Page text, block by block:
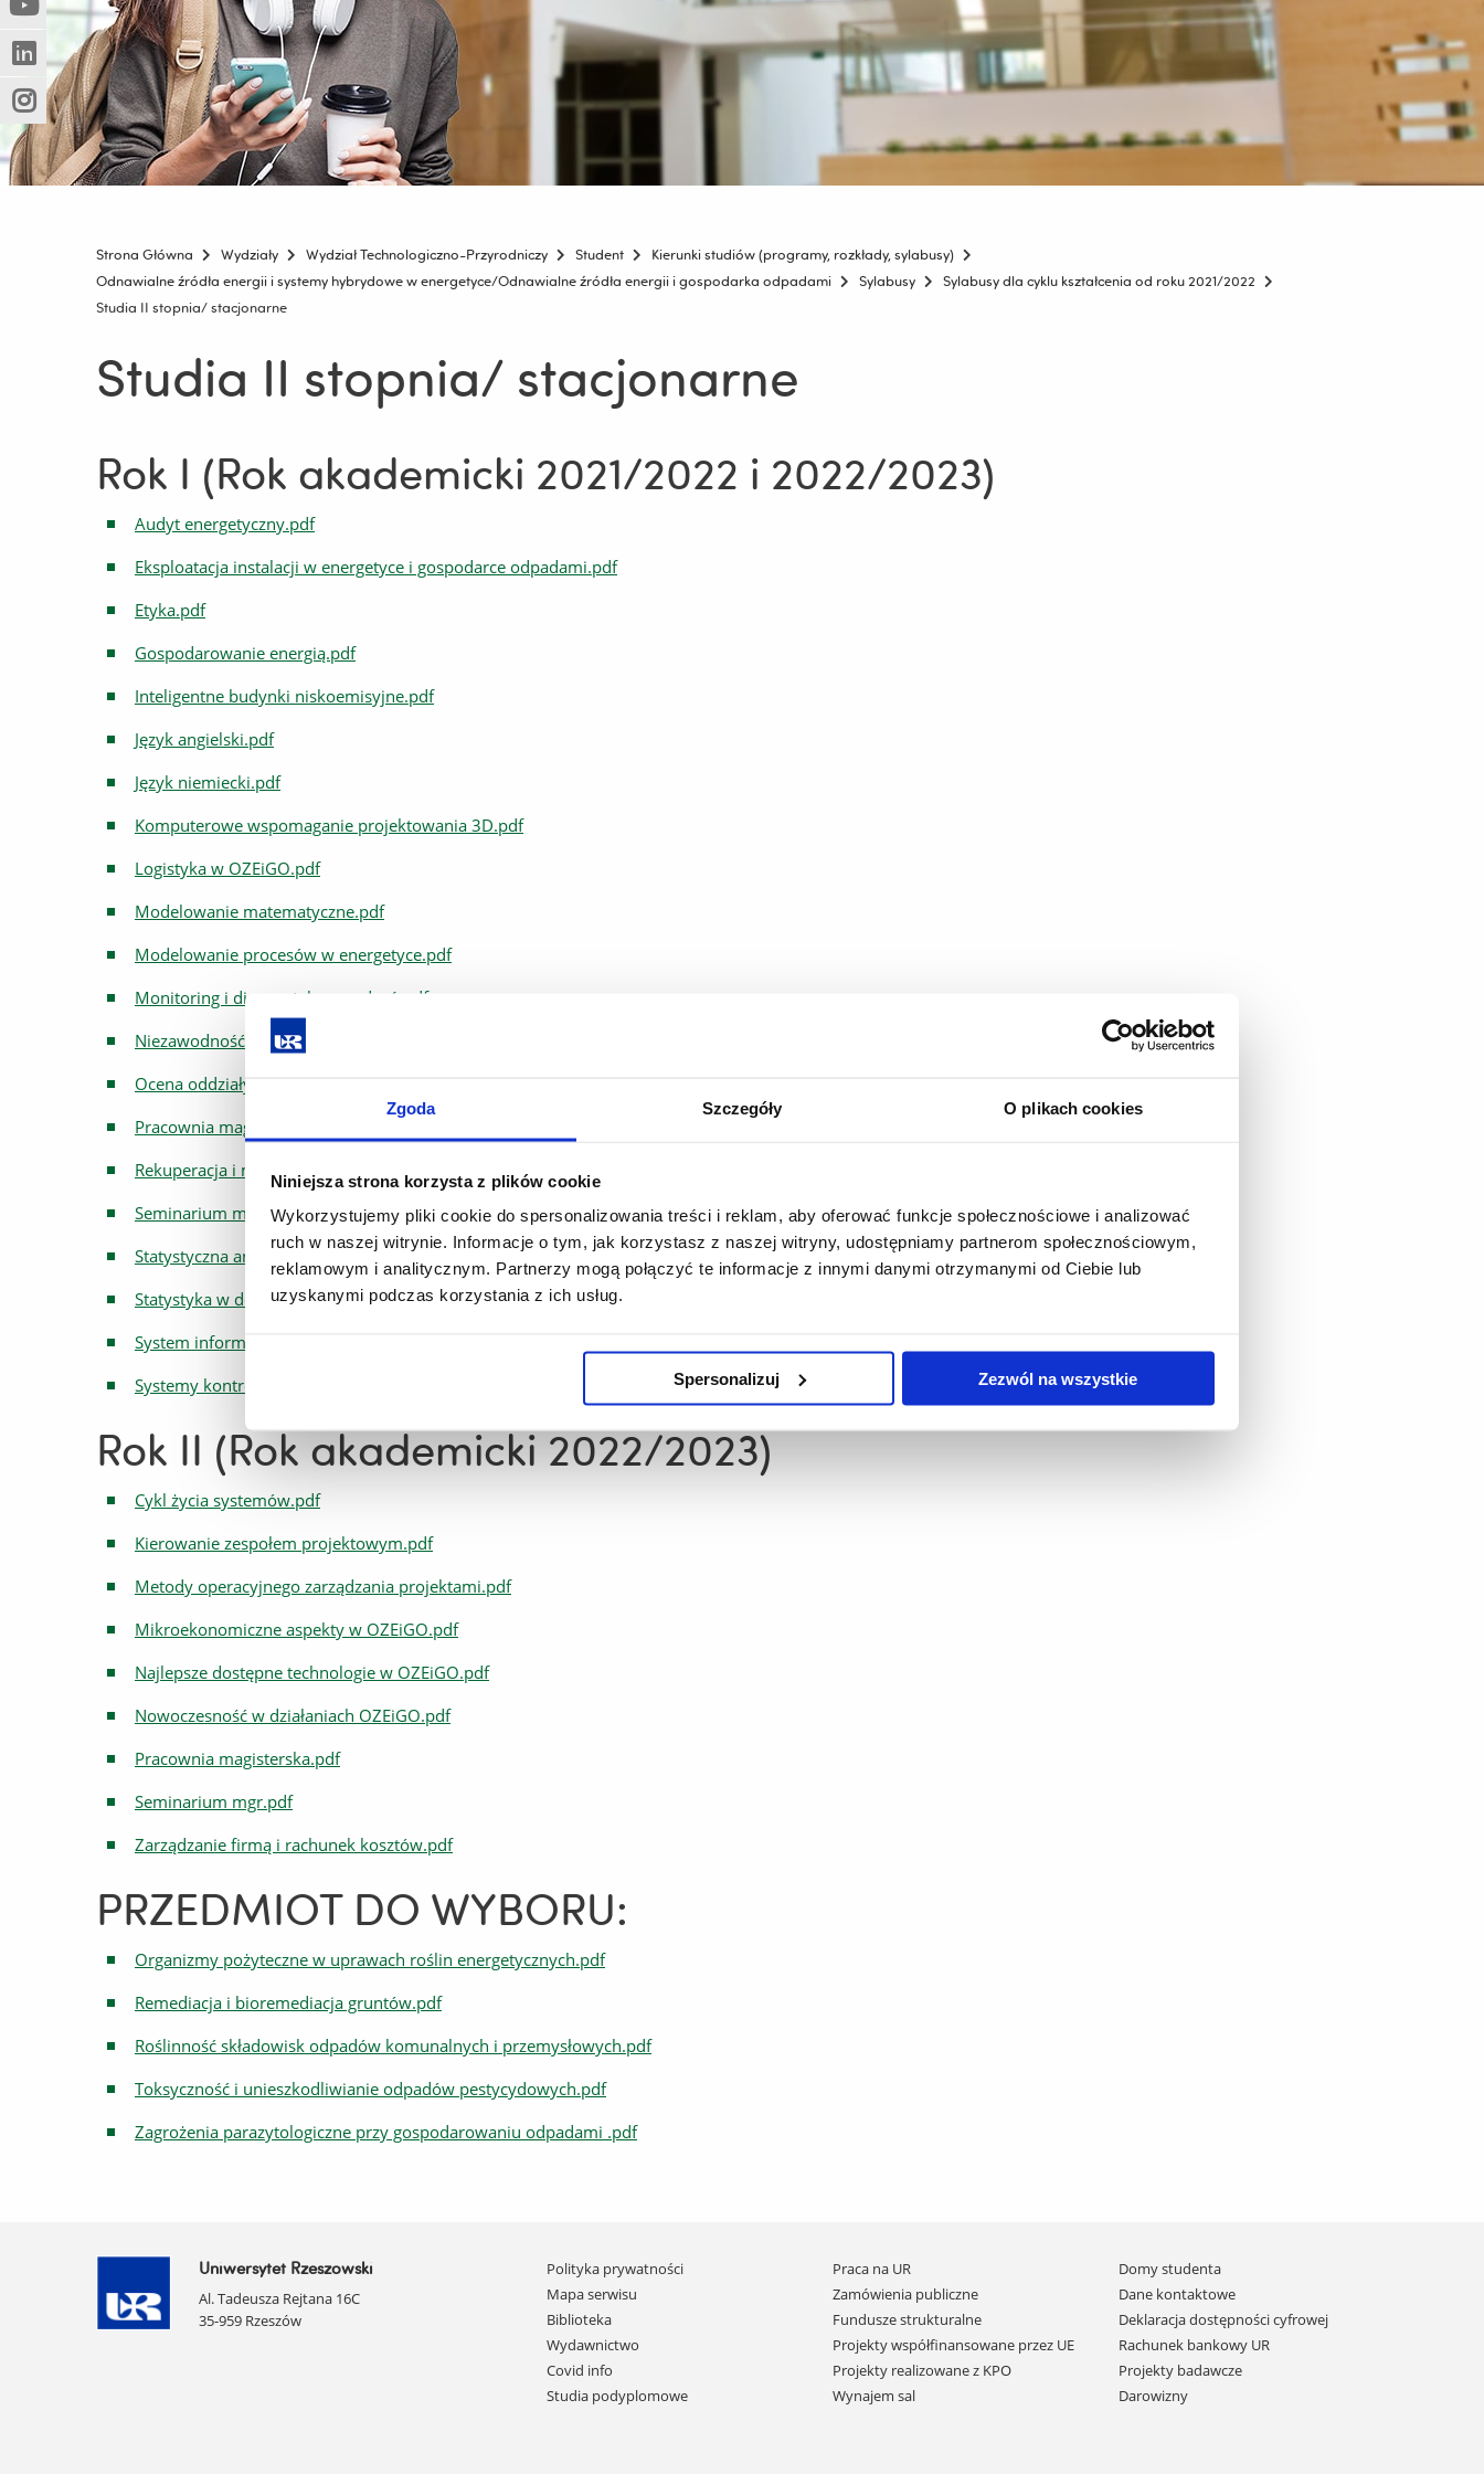
Zgoda Szczegóły O plikach cookies
Niniejsza strona korzysta z plików cookie
Wykorzystujemy pliki cookie do spersonalizowania treści i reklam, aby oferować funkcje społecznościowe i analizować
ruch w naszej witrynie. Informacje o tym, jak korzystasz z naszej witryny, udostępniamy partnerom społecznościowym,
reklamowym i analitycznym. Partnerzy mogą połączyć te informacje z innymi danymi otrzymanymi od Ciebie lub
uzyskanymi podczas korzystania z ich usług.
Spersonalizuj Zezwól na wszystkie
innej
strony)
(Nowe
okno)
(Link
do
innej
strony)
(Nowe
okno)
(Link
do
innej
strony)
(Nowe
okno)
(Link
do
innej
strony)
Strona Główna Wydziały Wydział Technologiczno-Przyrodniczy Student
Kierunki studiów (programy, rozkłady, sylabusy)
Odnawialne źródła energii i systemy hybrydowe w energetyce/Odnawialne źródła energii i gospodarka odpadami
Sylabusy
Sylabusy dla cyklu kształcenia od roku 2021/2022
Studia II stopnia/ stacjonarne
Studia II stopnia/ stacjonarne
Rok I (Rok akademicki 2021/2022 i 2022/2023)
Audyt energetyczny.pdf
Eksploatacja instalacji w energetyce i gospodarce odpadami.pdf
Etyka.pdf
Gospodarowanie energią.pdf
Inteligentne budynki niskoemisyjne.pdf
Język angielski.pdf
Język niemiecki.pdf
Komputerowe wspomaganie projektowania 3D.pdf
Logistyka w OZEiGO.pdf
Modelowanie matematyczne.pdf
Modelowanie procesów w energetyce.pdf
Monitoring i diagnostyka urządzeń.pdf
Niezawodność i bezpieczenstwo systemów.pdf
Ocena oddziaływania OZEiGO na środowisko.pdf
Pracownia magisterska.pdf
Rekuperacja i magazynowanie energii.pdf
Seminarium mgr.pdf
Statystyczna analiza danych.pdf
Statystyka w doświadczalnictwie.pdf
System informacji geograficznej (GIS) w zarządzaniu OZEiGO.pdf
Systemy kontrolno-pomiarowe.pdf
Rok II (Rok akademicki 2022/2023)
Cykl życia systemów.pdf
Kierowanie zespołem projektowym.pdf
Metody operacyjnego zarządzania projektami.pdf
Mikroekonomiczne aspekty w OZEiGO.pdf
Najlepsze dostępne technologie w OZEiGO.pdf
Nowoczesność w działaniach OZEiGO.pdf
Pracownia magisterska.pdf
Seminarium mgr.pdf
Zarządzanie firmą i rachunek kosztów.pdf
PRZEDMIOT DO WYBORU:
Organizmy pożyteczne w uprawach roślin energetycznych.pdf
Remediacja i bioremediacja gruntów.pdf
Roślinność składowisk odpadów komunalnych i przemysłowych.pdf
Toksyczność i unieszkodliwianie odpadów pestycydowych.pdf
Zagrożenia parazytologiczne przy gospodarowaniu odpadami .pdf
Uniwersytet Rzeszowski
Al. Tadeusza Rejtana 16C
35-959 Rzeszów
Pomiń
nawigację
i
przejdź
do
treści
Polityka prywatności
Mapa serwisu
Biblioteka
Wydawnictwo
Covid info
Studia podyplomowe
Praca na UR
Zamówienia publiczne
Fundusze strukturalne
Projekty współfinansowane przez UE
Projekty realizowane z KPO
Wynajem sal
Domy studenta
Dane kontaktowe
Deklaracja dostępności cyfrowej
Rachunek bankowy UR
Projekty badawcze
Darowizny